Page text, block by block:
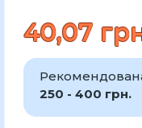
40,07
250 - 400 грн.